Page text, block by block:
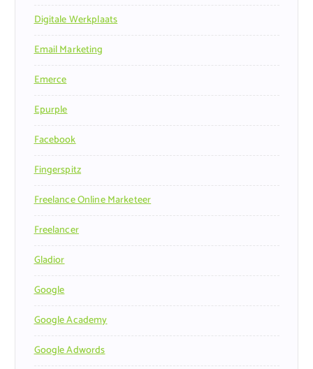
Digitale Werkplaats
Email Marketing
Emerce
Epurple
Facebook
Fingerspitz
Freelance Online Marketeer
Freelancer
Gladior
Google
Google Academy
Google Adwords